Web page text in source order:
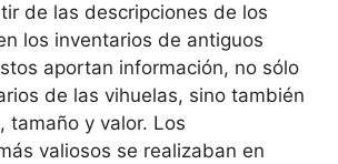
de las descripciones de los
los inventarios de antiguos
aportan información, no sólo
de las vihuelas, sino también
tamaño y valor. Los
valiosos se realizaban en